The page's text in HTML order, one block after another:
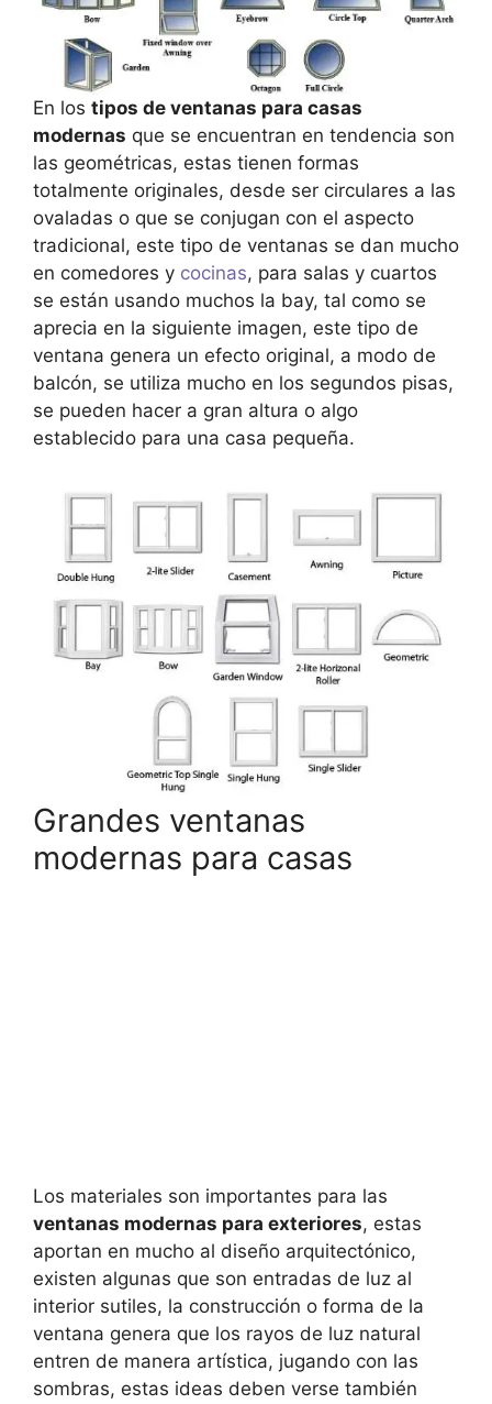
En los tipos de ventanas para casas
modernas que se encuentran en tendencia son
las geométricas, estas tienen formas
totalmente originales, desde ser circulares a las
ovaladas o que se conjugan con el aspecto
tradicional, este tipo de ventanas se dan mucho
en comedores y cocinas, para salas y cuartos
se están usando muchos la bay, tal como se
aprecia en la siguiente imagen, este tipo de
ventana genera un efecto original, a modo de
balcón, se utiliza mucho en los segundos pisas,
se pueden hacer a gran altura o algo
establecido para una casa pequeña.
Grandes ventanas
modernas para casas
Los materiales son importantes para las
ventanas modernas para exteriores, estas
aportan en mucho al diseño arquitectónico,
existen algunas que son entradas de luz al
interior sutiles, la construcción o forma de la
ventana genera que los rayos de luz natural
entren de manera artística, jugando con las
sombras, estas ideas deben verse también